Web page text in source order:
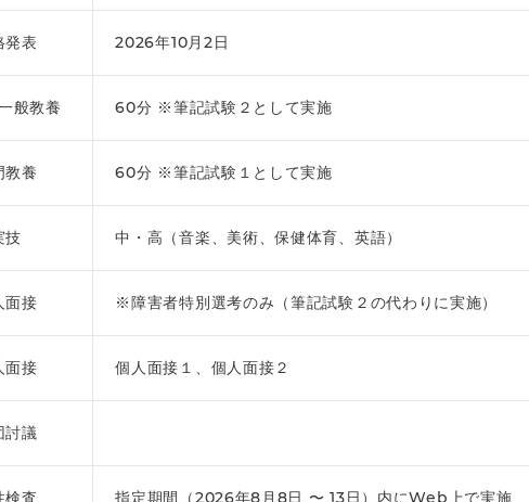
発表 2026年10月2日
般教養 60分 ※筆記試験２として実施
教養 60分 ※筆記試験１として実施
技 中・高（音楽、美術、保健体育、英語）
面接 ※障害者特別選考のみ（筆記試験２の代わりに実施）
面接 個人面接１、個人面接２
討議
検査 指定期間（2026年8月8日 〜 13日）内にWeb上で実施